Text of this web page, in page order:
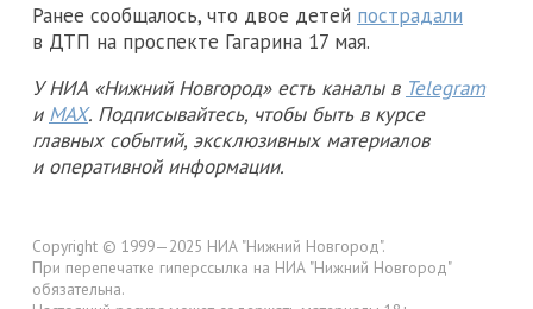
Ранее сообщалось, что двое детей пострадали
в ДТП на проспекте Гагарина 17 мая.
У НИА «Нижний Новгород» есть каналы в Telegram
и MAX. Подписывайтесь, чтобы быть в курсе
главных событий, эксклюзивных материалов
и оперативной информации.
Copyright © 1999—2025 НИА "Нижний Новгород".
При перепечатке гиперссылка на НИА "Нижний Новгород"
обязательна.